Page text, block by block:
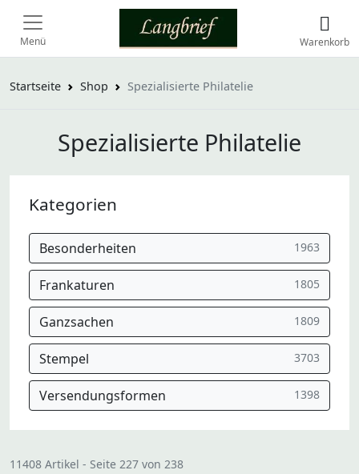
Menü Warenkorb
Startseite Shop Spezialisierte Philatelie
Spezialisierte Philatelie
Kategorien
Besonderheiten 1963
Frankaturen 1805
Ganzsachen 1809
Stempel 3703
Versendungsformen 1398
11408 Artikel - Seite 227 von 238